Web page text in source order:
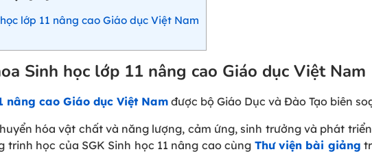
lớp 11 nâng cao Giáo dục Việt Nam
Sinh học lớp 11 nâng cao Giáo dục Việt Nam
nâng cao Giáo dục Việt Nam được bộ Giáo Dục và Đào Tạo biên
hóa vật chất và năng lượng, cảm ứng, sinh trưởng và phát
học của SGK Sinh học 11 nâng cao cùng Thư viện bài giảng